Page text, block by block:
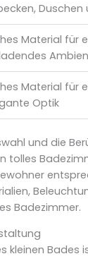
Duschen
Material für
Material für
Optik
und die
tolles
Badezimmer.
kleinen Bades